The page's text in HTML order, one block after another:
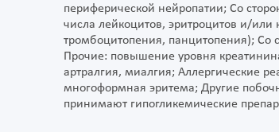
периферической нейропатии; Со
числа лейкоцитов, эритроцитов и/или
тромбоцитопения, панцитопения); Со
Прочие: повышение уровня
артралгия, миалгия; Аллергические
многоформная эритема; Другие
принимают гипогликемические